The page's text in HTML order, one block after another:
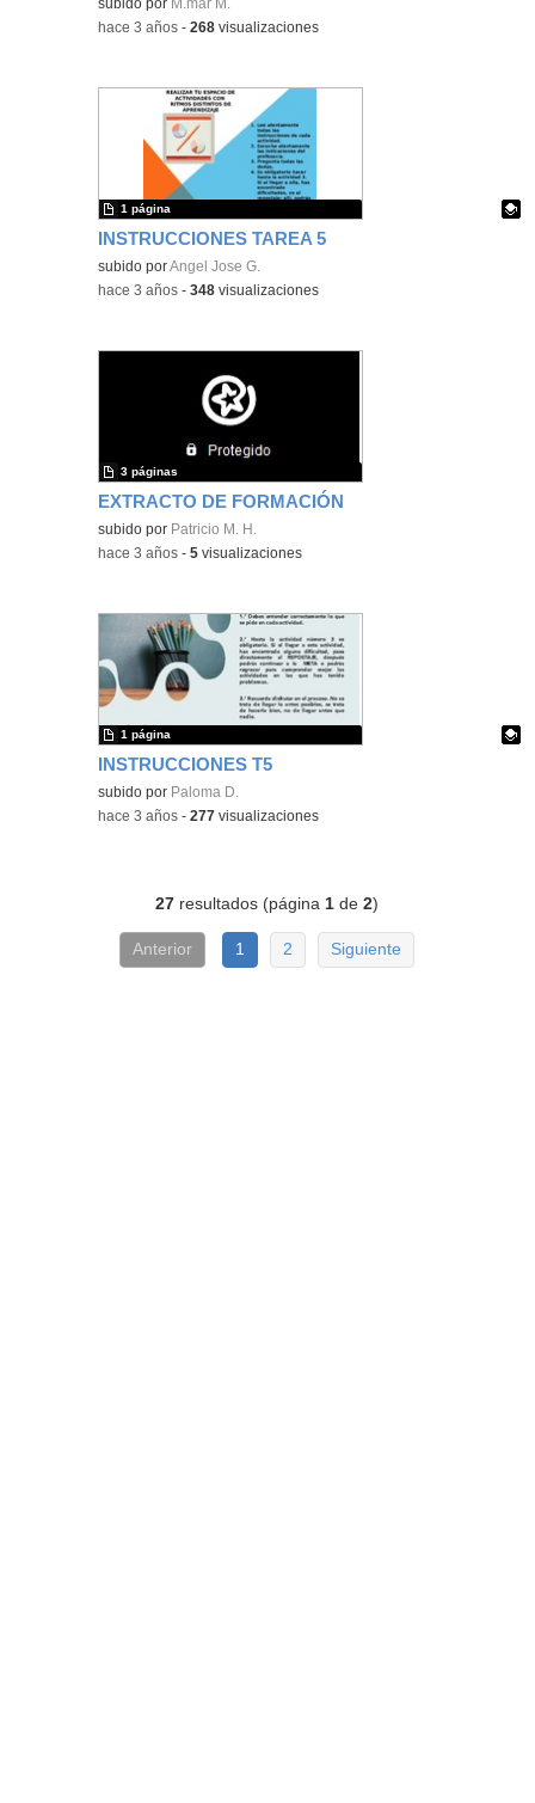
Contenido educativo.
subido por M.mar M.
-hace 3 años -268 visualizaciones
INSTRUCCIONES TAREA 5
Contenido educativo.
subido porAngel Jose G.
1 página
-hace 3 años -348 visualizaciones
EXTRACTO DE FORMACIÓN
subido por Patricio M. H.
3 páginas
-hace 3 años -5 visualizaciones
INSTRUCCIONES T5
Contenido educativo.
subido por Paloma D.
1 página
-hace 3 años -277 visualizaciones
27 resultados (página 1 de2)
Anterior 1 2 Siguiente